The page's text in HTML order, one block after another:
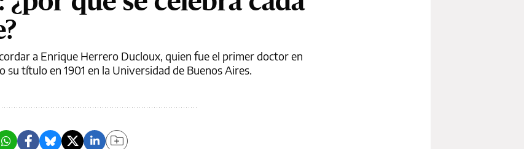
a Enrique Herrero Ducloux, quien fue el primer doctor en
título en 1901 en la Universidad de Buenos Aires.